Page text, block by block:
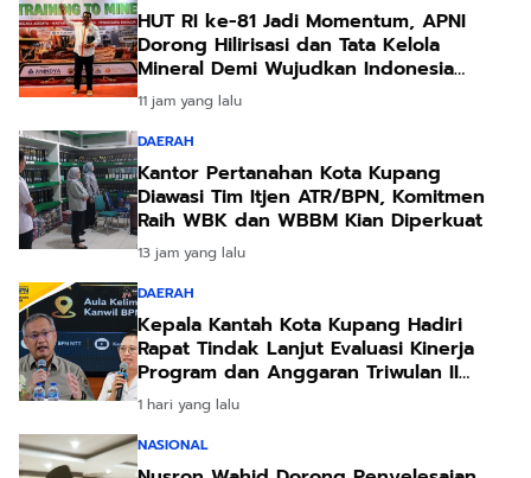
HUT RI ke-81 Jadi Momentum, APNI
Dorong Hilirisasi dan Tata Kelola
Mineral Demi Wujudkan Indonesia
Negara Adi Daya
11 jam yang lalu
DAERAH
Kantor Pertanahan Kota Kupang
Diawasi Tim Itjen ATR/BPN, Komitmen
Raih WBK dan WBBM Kian Diperkuat
13 jam yang lalu
DAERAH
Kepala Kantah Kota Kupang Hadiri
Rapat Tindak Lanjut Evaluasi Kinerja
Program dan Anggaran Triwulan II
Tahun 2026
1 hari yang lalu
NASIONAL